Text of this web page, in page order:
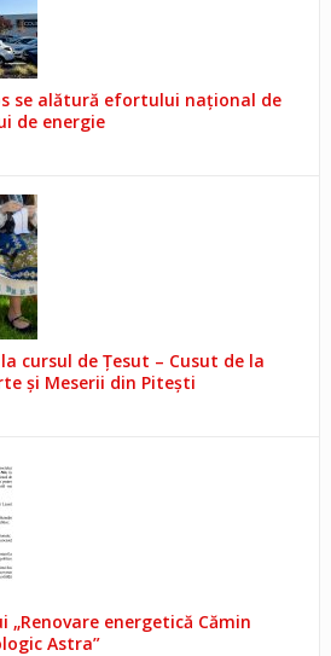
se alătură efortului național de
de energie
cursul de Țesut – Cusut de la
și Meserii din Pitești
„Renovare energetică Cămin
Astra”